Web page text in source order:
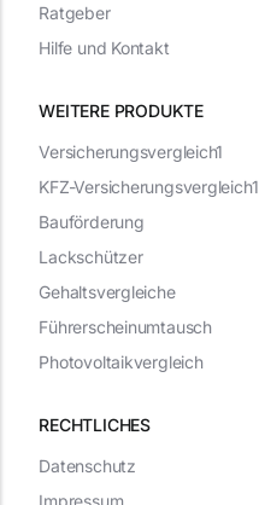
WEITERE PRODUKTE
RECHTLICHES
Datenschutz
Impressum
Versicherungsvergleich1
KFZ-Versicherungsvergleich1
Bauförderung
Lackschützer
Gehaltsvergleiche
Führerscheinumtausch
Photovoltaikvergleich
Ratgeber
Hilfe und Kontakt